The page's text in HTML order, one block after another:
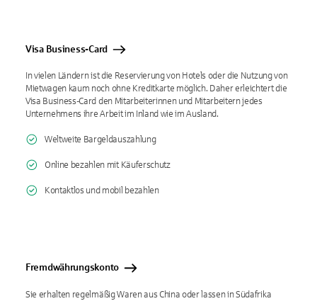
Visa Business-Card
In vielen Ländern ist die Reservierung von Hotels oder die Nutzung von
Mietwagen kaum noch ohne Kreditkarte möglich. Daher erleichtert die
Visa Business-Card den Mitarbeiterinnen und Mitarbeitern jedes
Unternehmens ihre Arbeit im Inland wie im Ausland.
Weltweite Bargeldauszahlung
Online bezahlen mit Käuferschutz
Kontaktlos und mobil bezahlen
Fremdwährungskonto
Sie erhalten regelmäßig Waren aus China oder lassen in Südafrika